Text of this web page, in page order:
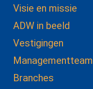
Visie en missie
ADW in beeld
Vestigingen
Managementteam
Branches